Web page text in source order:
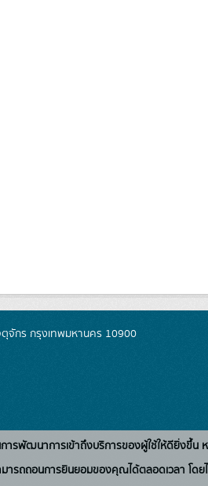
จักร กรุงเทพมหานคร 10900
การพัฒนาการเข้าถึงบริการของผู้ใช้ให้ดียิ่งขึ้
ารถถอนการยินยอมของคุณได้ตลอดเวลา โด